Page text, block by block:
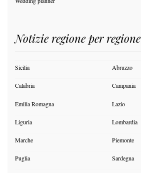
Notizie regione per regione
Sicilia Abruzzo
Calabria Campania
Emilia Romagna Lazio
Liguria Lombardia
Marche Piemonte
Puglia Sardegna